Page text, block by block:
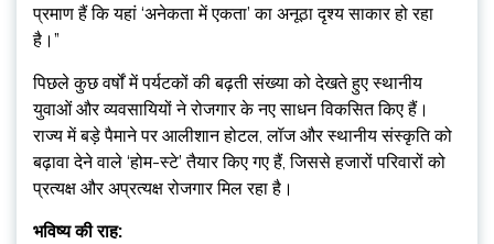
प्रमाण हैं कि यहां ‘अनेकता में एकता’ का अनूठा दृश्य साकार हो रहा
है।”
पिछले कुछ वर्षों में पर्यटकों की बढ़ती संख्या को देखते हुए स्थानीय
युवाओं और व्यवसायियों ने रोजगार के नए साधन विकसित किए हैं।
राज्य में बड़े पैमाने पर आलीशान होटल, लॉज और स्थानीय संस्कृति को
बढ़ावा देने वाले ‘होम-स्टे’ तैयार किए गए हैं, जिससे हजारों परिवारों को
प्रत्यक्ष और अप्रत्यक्ष रोजगार मिल रहा है।
भविष्य की राह: